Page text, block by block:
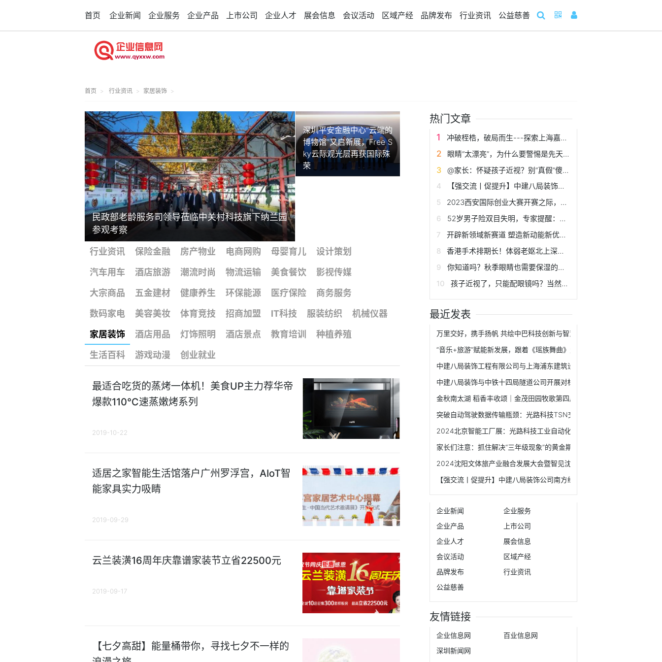
首页 企业新闻 企业服务 企业产品 上市公司 企业人才 展会信息 会议活动 区域产经 品牌发布 行业资讯 公益慈善
首页 行业资讯 家居装饰
民政部老龄服务司领导莅临中关村科技旗下纳兰园
参观考察
深圳平安金融中心“云端的
博物馆”又启新展，Free S
ky云际观光层再获国际殊
荣
行业资讯 保险金融 房产物业 电商网购 母婴育儿
设计策划
汽车用车
酒店旅游 潮流时尚 物流运输 美食餐饮
影视传媒
大宗商品
五金建材 健康养生 环保能源 医疗保险
商务服务
数码家电
美容美妆 体育竞技 招商加盟 IT科技 服装纺织
机械仪器
家居装饰
酒店用品 灯饰照明 酒店景点 教育培训
种植养殖
生活百科
游戏动漫 创业就业
最适合吃货的蒸烤一体机！美食UP主力荐华帝
爆款110℃速蒸嫩烤系列
2019-10-22
适居之家智能生活馆落户广州罗浮宫，AIoT智
能家具实力吸睛
2019-09-29
云兰装潢16周年庆靠谱家装节立省22500元
2019-09-17
【七夕高甜】能量桶带你，寻找七夕不一样的
热门文章
冲破桎梏，破局而生---探索上海嘉定大融城的经营之道
眼睛“太漂亮”，为什么要警惕是先天性青光眼？
@家长：怀疑孩子近视？别“真假”傻傻分不清
【强交流丨促提升】中建八局装饰公司南方经理部同总承包公司第二分公司开展对标交流
2023西安国际创业大赛开赛之际，看高端装备制造硬核“出圈”
52岁男子险双目失明，专家提醒：糖尿病患者需警惕青光眼的发生
开辟新领域新赛道 塑造新动能新优势 | 科创赋能 助力西安建设国家创新名城
香港手术排期长！体弱老妪北上深圳，成功在爱尔解决急性泪囊炎
你知道吗？秋季眼睛也需要保湿的哟！
孩子近视了，只能配眼镜吗？当然不！
最近发表
万里交好，携手扬帆 共绘中巴科技创新与智慧城市新篇章
“音乐+旅游”赋能新发展，跟着《瑶族舞曲》走进千年瑶寨！
中建八局装饰工程有限公司与上海浦东建筑设计研究院有限公司签署战略
中建八局装饰与中铁十四局隧道公司开展对标交流学习活动
金秋南太湖 稻香丰收颂｜金茂田园牧歌第四届丰收节开幕！
突破自动驾驶数据传输瓶颈：光路科技TSN交换机应用解读
2024北京智能工厂展：光路科技工业自动化交换机赋能智能制造
家长们注意：抓住解决“三年级现象”的黄金期！
2024沈阳文体旅产业融合发展大会暨智见沈阳产投大会成功举办
【强交流丨促提升】中建八局装饰公司南方经理部同总承包公司第二分公
企业新闻
企业服务
企业产品
上市公司
企业人才
展会信息
会议活动
区域产经
品牌发布
行业资讯
公益慈善
友情链接
企业信息网
百业信息网
深圳新闻网